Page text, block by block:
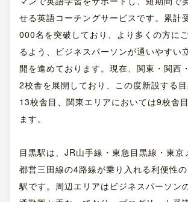
せる英語コーチングサービスです。累計
000名を突破しており、より多くの方に
るよう、ビジネスパーソンが通いやすい
開を進めております。現在、関東・関西
2校舎を展開しており、この度新設する
13校舎目、関東エリアにおいては9校舎
ます。
目黒駅は、JR山手線・東急目黒線・東京
都営三田線の4路線が乗り入れる利便性
駅です。周辺エリアはビジネスパーソン